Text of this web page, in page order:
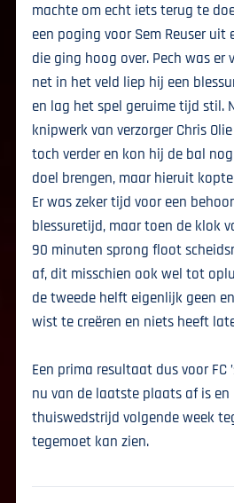
machte om echt iets terug te
een poging voor Sem Reuser uit
die ging hoog over. Pech was er
net in het veld liep hij een
en lag het spel geruime tijd stil.
knipwerk van verzorger Chris
toch verder en kon hij de bal
doel brengen, maar hieruit
Er was zeker tijd voor een
blessuretijd, maar toen de klok
90 minuten sprong floot
af, dit misschien ook wel tot
de tweede helft eigenlijk geen
wist te creëren en niets heeft
Een prima resultaat dus voor FC
nu van de laatste plaats af is
thuiswedstrijd volgende week
tegemoet kan zien.